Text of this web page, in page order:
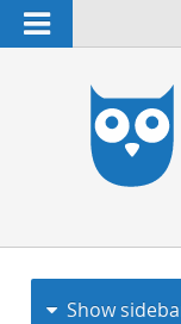
Navigation
Show